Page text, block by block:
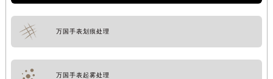
万国手表划痕处理
万国手表起雾处理